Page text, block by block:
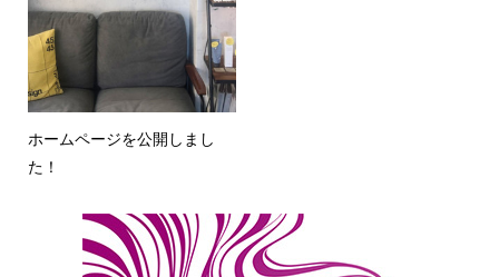
ホームページを公開しまし
た！